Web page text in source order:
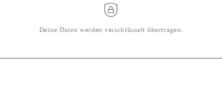
Deine Daten werden verschlüsselt übertragen.